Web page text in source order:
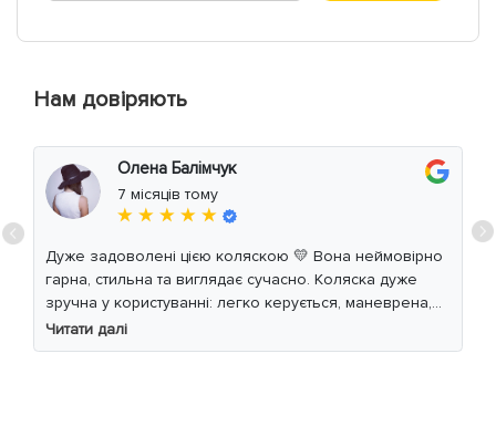
Нам довіряють
Олена Балімчук
7 місяців тому
★ ★ ★ ★ ★
Дуже задоволені цією коляскою 💛 Вона неймовірно
гарна, стильна та виглядає сучасно. Коляска дуже
зручна у користуванні: легко керується, маневрена,
м’який хід навіть по нерівній дорозі. Дитині
комфортно, просторе сидіння та великий капюшон
Читати далі